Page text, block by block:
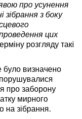
про усунення
зібрання з боку
цих
розгляду такі
було визначено
про заборону
мирного
на зібрання.